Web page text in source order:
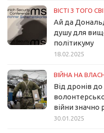
ВІСТІ З ТОГО
Ай да
душу для
політикуму
18.02.2025
ВІЙНА НА
Від дронів
війни значно
30.01.2025